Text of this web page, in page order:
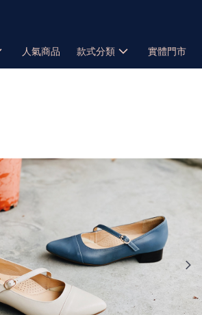
人氣商品 款式分類 實體門市